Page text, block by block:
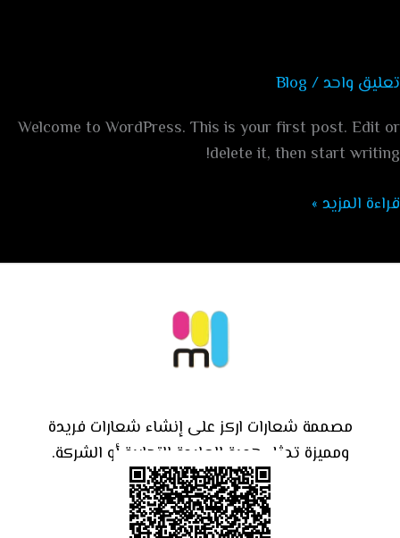
تعليق واحد/
Blog
Welcome to WordPress. This is your first post. Edit or
delete it, then start writing!
قراءة المزيد »
مصممة شعارات اركز على إنشاء شعارات فريدة
ومميزة تمثل هوية العلامة التجارية أو الشركة.